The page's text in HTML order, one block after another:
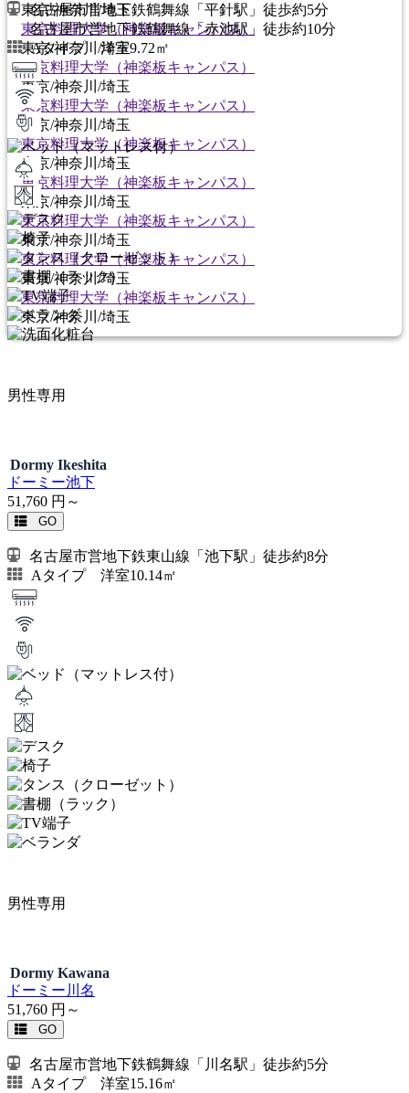
東京/神奈川/埼玉
東京料理大学（神楽板キャンパス）
東京/神奈川/埼玉
東京料理大学（神楽板キャンパス）
東京/神奈川/埼玉
東京料理大学（神楽板キャンパス）
東京/神奈川/埼玉
東京料理大学（神楽板キャンパス）
東京/神奈川/埼玉
東京料理大学（神楽板キャンパス）
東京/神奈川/埼玉
東京料理大学（神楽板キャンパス）
東京/神奈川/埼玉
東京料理大学（神楽板キャンパス）
東京/神奈川/埼玉
東京料理大学（神楽板キャンパス）
東京/神奈川/埼玉
名古屋市営地下鉄鶴舞線「平針駅」徒歩約5分
名古屋市営地下鉄鶴舞線「赤池駅」徒歩約10分
Aタイプ 洋室9.72㎡
男性専用
Dormy Ikeshita
ドーミー池下
51,760 円～
GO
名古屋市営地下鉄東山線「池下駅」徒歩約8分
Aタイプ 洋室10.14㎡
男性専用
Dormy Kawana
ドーミー川名
51,760 円～
GO
名古屋市営地下鉄鶴舞線「川名駅」徒歩約5分
Aタイプ 洋室15.16㎡